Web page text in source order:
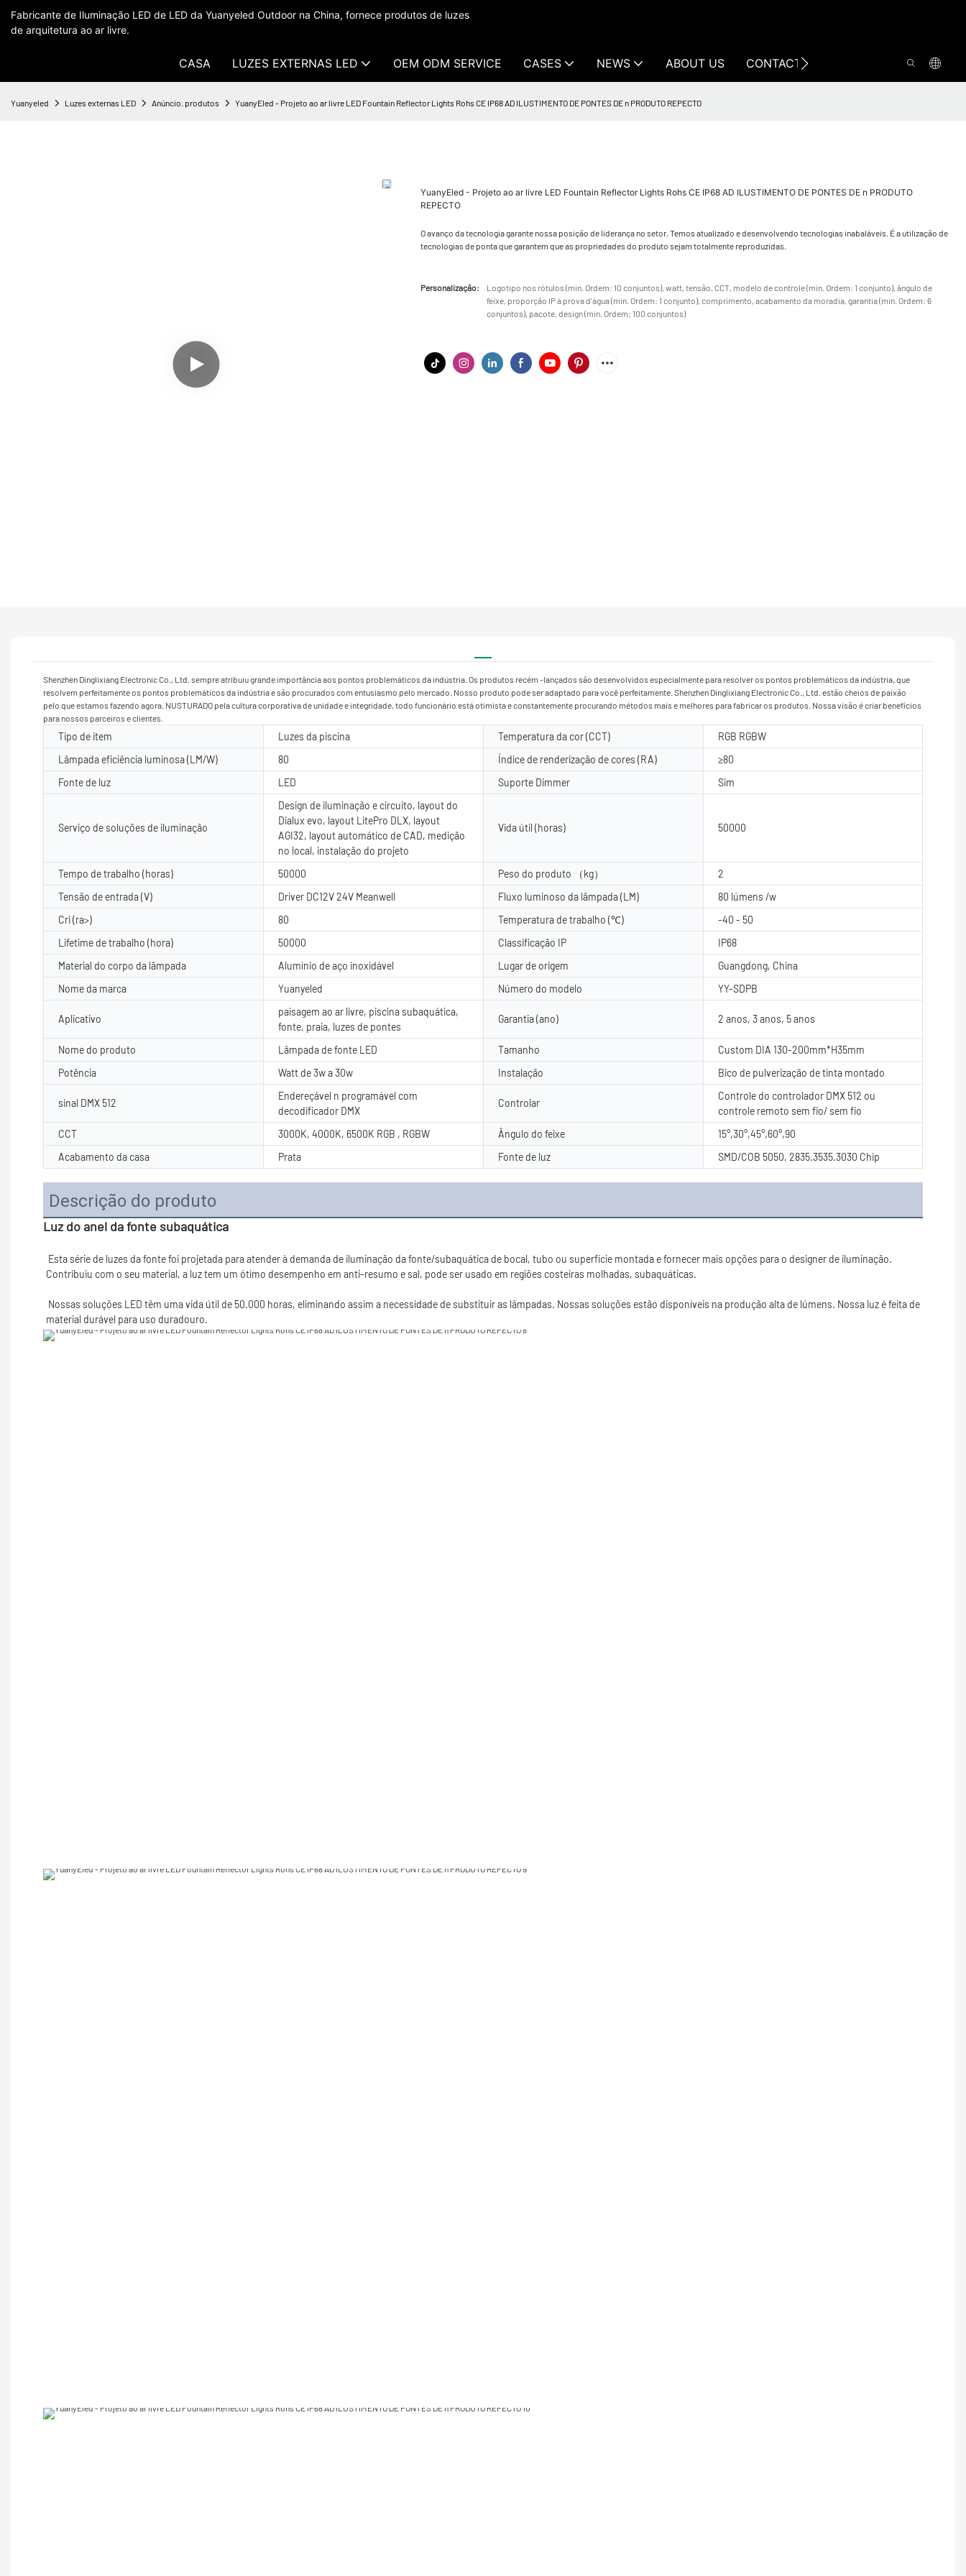
Fabricante de Iluminação LED de LED da Yuanyeled Outdoor na China, fornece produtos de luzes
de arquitetura ao ar livre.
CASA LUZES EXTERNAS LED OEM ODM SERVICE CASES NEWS ABOUT US CONTACT US
Yuanyeled Luzes externas LED Anúncio. produtos YuanyEled - Projeto ao ar livre LED Fountain Reflector Lights Rohs CE IP68 AD ILUSTIMENTO DE PONTES DE n PRODUTO REPECTO
YuanyEled - Projeto ao ar livre LED Fountain Reflector Lights Rohs CE IP68 AD ILUSTIMENTO DE PONTES DE n PRODUTO
REPECTO
O avanço da tecnologia garante nossa posição de liderança no setor. Temos atualizado e desenvolvendo tecnologias inabaláveis. É a utilização de
tecnologias de ponta que garantem que as propriedades do produto sejam totalmente reproduzidas.
Personalização:
Logotipo nos rótulos (min. Ordem: 10 conjuntos), watt, tensão, CCT, modelo de controle (min. Ordem: 1 conjunto), ângulo de
feixe, proporção IP à prova d'água (min. Ordem: 1 conjunto), comprimento, acabamento da moradia, garantia (min. Ordem: 6
conjuntos), pacote, design (min. Ordem: 100 conjuntos)
Shenzhen Dinglixiang Electronic Co., Ltd. sempre atribuiu grande importância aos pontos problemáticos da indústria. Os produtos recém -lançados são desenvolvidos especialmente para resolver os pontos problemáticos da indústria, que
resolvem perfeitamente os pontos problemáticos da indústria e são procurados com entusiasmo pelo mercado. Nosso produto pode ser adaptado para você perfeitamente. Shenzhen Dinglixiang Electronic Co., Ltd. estão cheios de paixão
pelo que estamos fazendo agora. NUSTURADO pela cultura corporativa de unidade e integridade, todo funcionário está otimista e constantemente procurando métodos mais e melhores para fabricar os produtos. Nossa visão é criar benefícios
para nossos parceiros e clientes.
Tipo de item Luzes da piscina Temperatura da cor (CCT)
RGB RGBW
Lâmpada eficiência luminosa (LM/W)
80 Índice de renderização de cores (RA)
≥80
Fonte de luz
LED Suporte Dimmer Sim
Serviço de soluções de iluminação
Design de iluminação e circuito, layout do
Dialux evo, layout LitePro DLX, layout
AGI32, layout automático de CAD, medição
no local, instalação do projeto
Vida útil (horas) 50000
Tempo de trabalho (horas) 50000 Peso do produto （kg）
2
Tensão de entrada (V)
Driver DC12V 24V Meanwell Fluxo luminoso da lâmpada (LM)
80 lúmens /w
Cri (ra>)
80 Temperatura de trabalho (℃)
-40 - 50
Lifetime de trabalho (hora)
50000 Classificação IP
IP68
Material do corpo da lâmpada
Alumínio de aço inoxidável Lugar de origem
Guangdong, China
Nome da marca
Yuanyeled Número do modelo YY-SDPB
Aplicativo
paisagem ao ar livre, piscina subaquática,
fonte, praia, luzes de pontes
Garantia (ano) 2 anos, 3 anos, 5 anos
Nome do produto Lâmpada de fonte LED Tamanho
Custom DIA 130-200mm*H35mm
Potência
Watt de 3w a 30w Instalação Bico de pulverização de tinta montado
sinal DMX 512
Endereçável n programável com
decodificador DMX
Controlar
Controle do controlador DMX 512 ou
controle remoto sem fio/ sem fio
CCT
3000K, 4000K, 6500K RGB , RGBW Ângulo do feixe
15°,30°,45°,60°,90
Acabamento da casa
Prata Fonte de luz SMD/COB 5050, 2835.3535.3030 Chip
Descrição do produto
Luz do anel da fonte subaquática